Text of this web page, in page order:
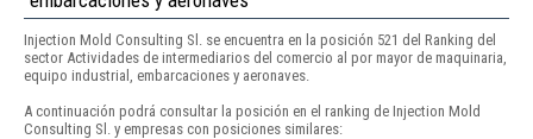
Injection Mold Consulting Sl. se encuentra en la posición 521 del Ranking del
sector Actividades de intermediarios del comercio al por mayor de maquinaria,
equipo industrial, embarcaciones y aeronaves.
A continuación podrá consultar la posición en el ranking de Injection Mold
Consulting Sl. y empresas con posiciones similares: